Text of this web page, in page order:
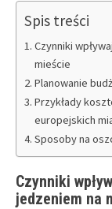
Spis treści
Czynniki
mieście
Planowanie
Przykłady
europejskich
Sposoby na
Czynniki
jedzeniem na